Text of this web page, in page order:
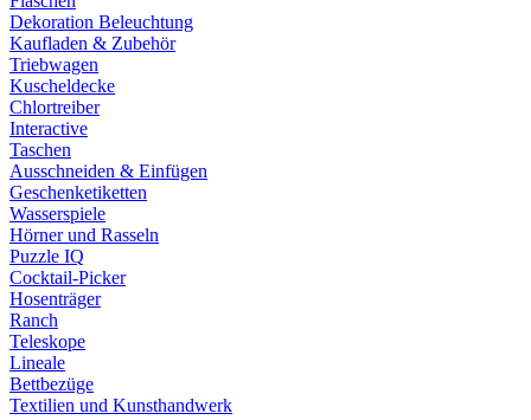
Dekoration Beleuchtung
Kaufladen & Zubehör
Triebwagen
Kuscheldecke
Chlortreiber
Interactive
Taschen
Ausschneiden & Einfügen
Geschenketiketten
Wasserspiele
Hörner und Rasseln
Puzzle IQ
Cocktail-Picker
Hosenträger
Ranch
Teleskope
Lineale
Bettbezüge
Textilien und Kunsthandwerk